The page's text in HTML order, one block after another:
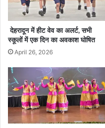
देहरादून में हीट वेव का अलर्ट, सभी
स्कूलों में एक दिन का अवकाश घोषित
April 26, 2026